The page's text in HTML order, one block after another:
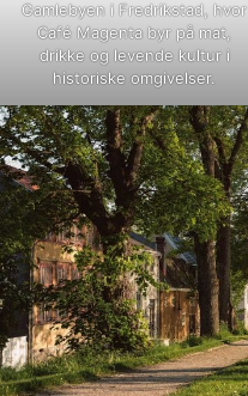
Gamlebyen i Fredrikstad, hvor
Café Magenta byr på mat,
drikke og levende kultur i
historiske omgivelser.